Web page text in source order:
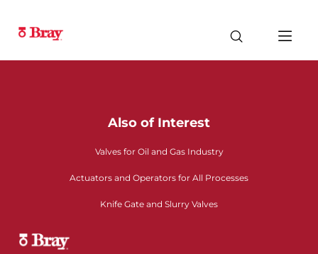
Also of Interest
Valves for Oil and Gas Industry
Actuators and Operators for All Processes
Knife Gate and Slurry Valves